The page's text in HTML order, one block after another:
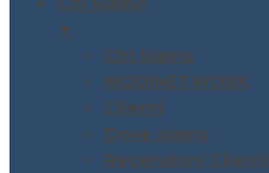
▼
Chi Siamo
MODINETWORK
Clienti
Dove siamo
Recensioni Clienti